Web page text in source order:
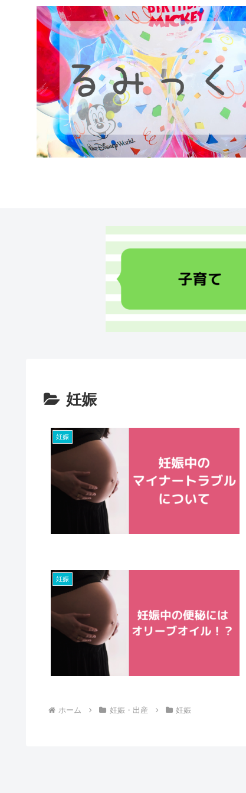
妊娠
妊娠
妊娠
ホーム 妊娠・出産 妊娠